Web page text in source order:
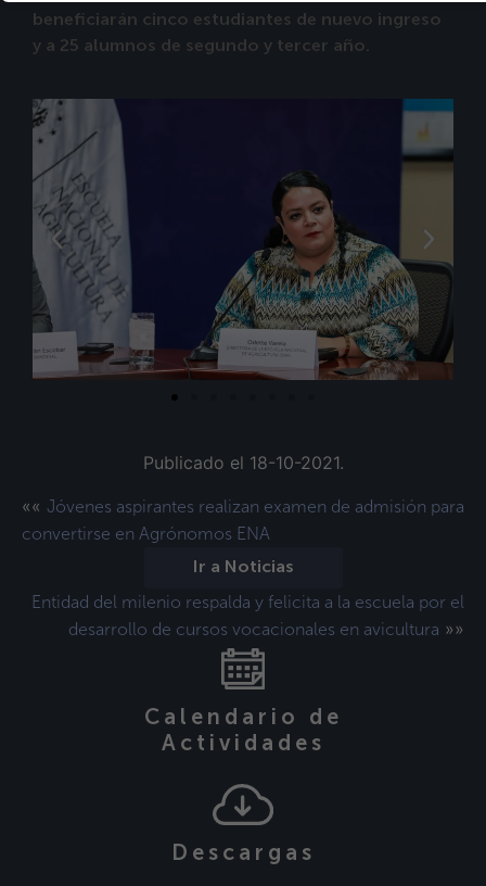
beneficiarán cinco estudiantes de nuevo ingreso
y a 25 alumnos de segundo y tercer año.
Publicado el 18-10-2021.
«« Jóvenes aspirantes realizan examen de admisión para
convertirse en Agrónomos ENA
Ir a Noticias
Entidad del milenio respalda y felicita a la escuela por el
desarrollo de cursos vocacionales en avicultura »»
Calendario de
Actividades
Descargas